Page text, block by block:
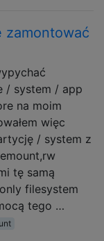
zamontować
/ system / app
na moim
więc
/ system z
tę samą
filesystem
tego …